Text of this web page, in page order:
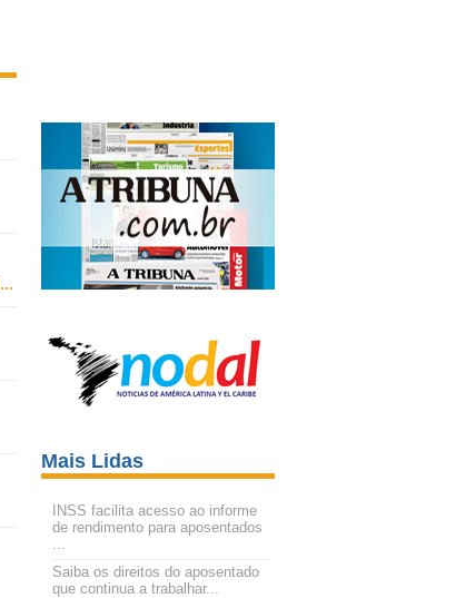
...
Mais Lidas
INSS facilita acesso ao informe
de rendimento para aposentados
...
Saiba os direitos do aposentado
que continua a trabalhar...